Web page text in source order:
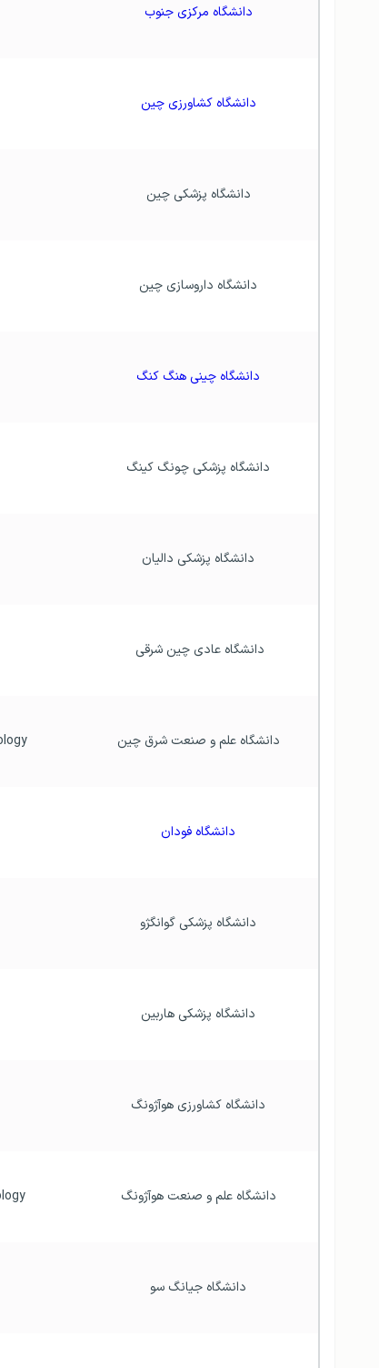
دانشگاه مرکزی جنوب
دانشگاه کشاورزی چین
دانشگاه پزشکی چین
دانشگاه داروسازی چین
دانشگاه چینی هنگ کنگ
دانشگاه پزشکی چونگ کینگ
دانشگاه پزشکی دالیان
دانشگاه عادی چین شرقی
دانشگاه علم و صنعت شرق چین
دانشگاه فودان
دانشگاه پزشکی گوانگژو
دانشگاه پزشکی هاربین
دانشگاه کشاورزی هوآژونگ
دانشگاه علم و صنعت هوآژونگ Huazhong University of Science and Technology
دانشگاه جیانگ سو